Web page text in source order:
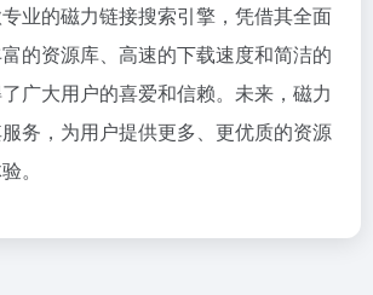
业的磁力链接搜索引擎，凭借其全面
的资源库、高速的下载速度和简洁的
广大用户的喜爱和信赖。未来，磁力
务，为用户提供更多、更优质的资源
。